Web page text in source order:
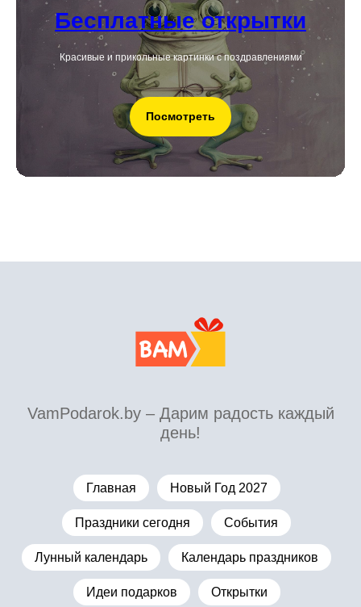
Бесплатные открытки
Красивые и прикольные картинки с поздравлениями
Посмотреть
VamPodarok.by – Дарим радость каждый
день!
Главная Новый Год 2027
Праздники сегодня События
Лунный календарь Календарь праздников
Идеи подарков Открытки